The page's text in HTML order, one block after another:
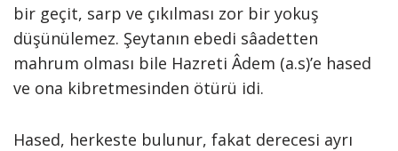
bir geçit, sarp ve çıkılması zor bir yokuş
düşünülemez. Şeytanın ebedi sâadetten
mahrum olması bile Hazreti Âdem (a.s)’e hased
ve ona kibretmesinden ötürü idi.
Hased, herkeste bulunur, fakat derecesi ayrı